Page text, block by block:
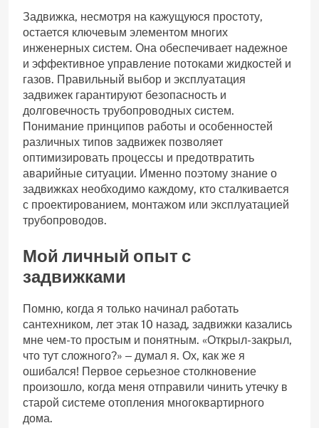
Задвижка‚ несмотря на кажущуюся простоту‚
остается ключевым элементом многих
инженерных систем. Она обеспечивает надежное
и эффективное управление потоками жидкостей и
газов. Правильный выбор и эксплуатация
задвижек гарантируют безопасность и
долговечность трубопроводных систем.
Понимание принципов работы и особенностей
различных типов задвижек позволяет
оптимизировать процессы и предотвратить
аварийные ситуации. Именно поэтому знание о
задвижках необходимо каждому‚ кто сталкивается
с проектированием‚ монтажом или эксплуатацией
трубопроводов.
Мой личный опыт с
задвижками
Помню‚ когда я только начинал работать
сантехником‚ лет этак 10 назад‚ задвижки казались
мне чем-то простым и понятным. «Открыл-закрыл‚
что тут сложного?» ‒ думал я. Ох‚ как же я
ошибался! Первое серьезное столкновение
произошло‚ когда меня отправили чинить утечку в
старой системе отопления многоквартирного
дома.